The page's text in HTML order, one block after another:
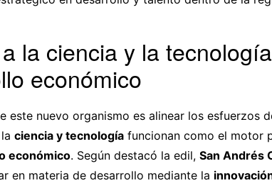
la ciencia y la
económico
este nuevo organismo es alinear los esfuerzos
ciencia y tecnología funcionan como el motor
económico. Según destacó la edil, San Andrés
en materia de desarrollo mediante la